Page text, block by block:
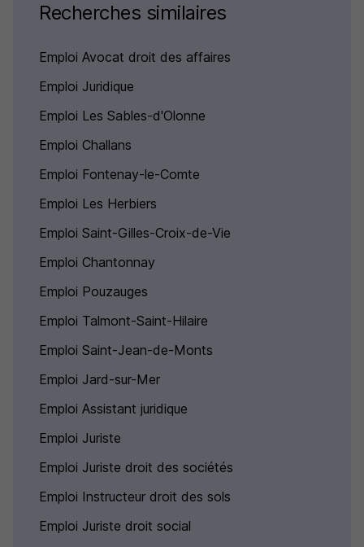
Recherches similaires
Emploi Avocat droit des affaires
Emploi Juridique
Emploi Les Sables-d'Olonne
Emploi Challans
Emploi Fontenay-le-Comte
Emploi Les Herbiers
Emploi Saint-Gilles-Croix-de-Vie
Emploi Chantonnay
Emploi Pouzauges
Emploi Talmont-Saint-Hilaire
Emploi Saint-Jean-de-Monts
Emploi Jard-sur-Mer
Emploi Assistant juridique
Emploi Juriste
Emploi Juriste droit des sociétés
Emploi Instructeur droit des sols
Emploi Juriste droit social